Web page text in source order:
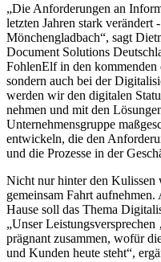
„Die Anforderungen an
letzten Jahren stark verändert
Mönchengladbach“, sagt
Document Solutions
FohlenElf in den kommenden
sondern auch bei der
werden wir den digitalen
nehmen und mit den
Unternehmensgruppe
entwickeln, die den
und die Prozesse in der
Nicht nur hinter den Kulissen
gemeinsam Fahrt
Hause soll das Thema
„Unser Leistungsversprechen
prägnant zusammen, wofür
und Kunden heute steht“,